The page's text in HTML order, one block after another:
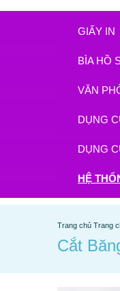
GIẤY IN
BÌA HỒ
Trang chủ Trang
Cắt